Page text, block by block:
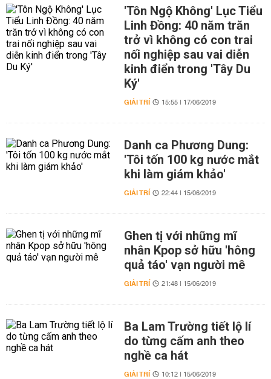
'Tôn Ngộ Không' Lục Tiểu
Linh Đồng: 40 năm trăn
trở vì không có con trai
nối nghiệp sau vai diễn
kinh điển trong 'Tây Du
Ký'
GIẢI TRÍ 15:55 | 17/06/2019
Danh ca Phương Dung:
'Tôi tốn 100 kg nước mắt
khi làm giám khảo'
GIẢI TRÍ 22:44 | 15/06/2019
Ghen tị với những mĩ
nhân Kpop sở hữu 'hông
quả táo' vạn người mê
GIẢI TRÍ 21:48 | 15/06/2019
Ba Lam Trường tiết lộ lí
do từng cấm anh theo
nghề ca hát
GIẢI TRÍ 10:12 | 15/06/2019